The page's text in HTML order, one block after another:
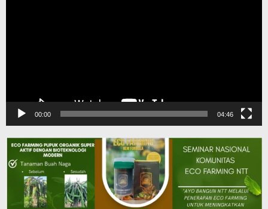
00:00 04:46